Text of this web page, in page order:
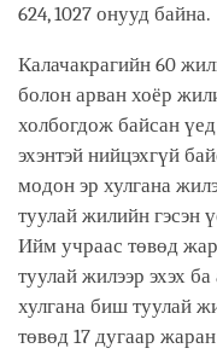
624, 1027 онууд байна.
Калачакрагийн 60
болон арван хоёр
холбогдож байсан
эхэнтэй нийцэхгүй
модон эр хулгана
туулай жилийн гэсэн
Ийм учраас төвөд
туулай жилээр эхэх
хулгана биш туулай
төвөд 17 дугаар